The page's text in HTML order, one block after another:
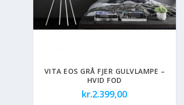
VITA EOS GRÅ FJER GULVLAMPE –
HVID FOD
kr.2.399,00